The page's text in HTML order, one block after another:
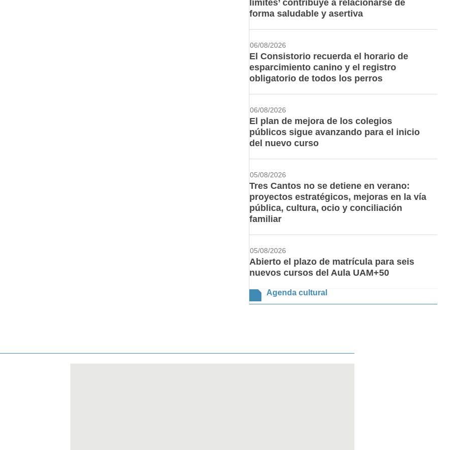
límites’ contribuye a relacionarse de
forma saludable y asertiva
06/08/2026
El Consistorio recuerda el horario de
esparcimiento canino y el registro
obligatorio de todos los perros
06/08/2026
El plan de mejora de los colegios
públicos sigue avanzando para el inicio
del nuevo curso
05/08/2026
Tres Cantos no se detiene en verano:
proyectos estratégicos, mejoras en la vía
pública, cultura, ocio y conciliación
familiar
05/08/2026
Abierto el plazo de matrícula para seis
nuevos cursos del Aula UAM+50
Agenda cultural